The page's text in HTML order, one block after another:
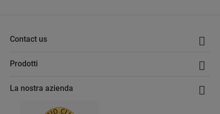
Contact us 
Prodotti 
La nostra azienda 